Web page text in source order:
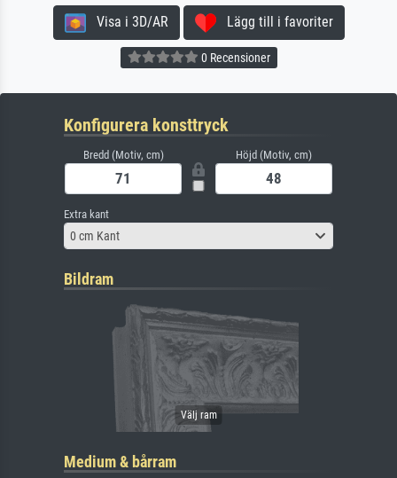
Visa i 3D/AR Lägg till i favoriter
0 Recensioner
Konfigurera konsttryck
Bredd (Motiv, cm) Höjd (Motiv, cm)
Extra kant
0 cm Kant
Bildram
Medium & bårram